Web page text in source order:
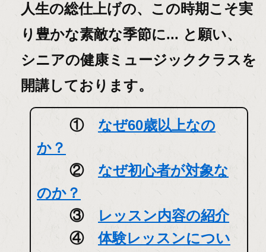
人生の総仕上げの、この時期こそ実
り豊かな素敵な季節に... と願い、
シニアの健康ミュージッククラスを
開講しております。
① なぜ60歳以上なの
か？
② なぜ初心者が対象な
のか？
③
レッスン内容の紹介
④体験レッスンについ